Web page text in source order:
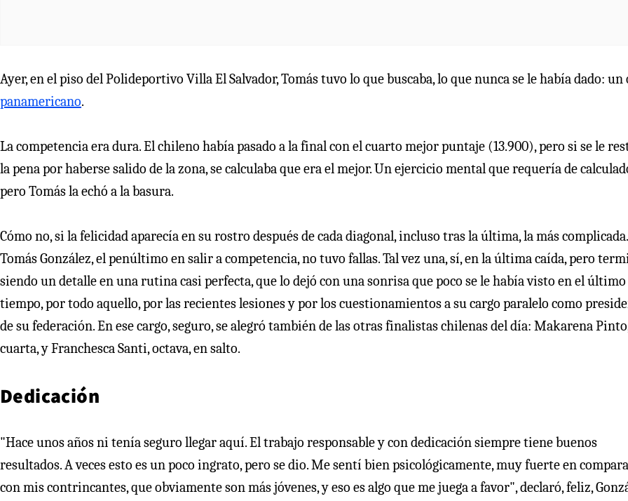
Ayer, en el piso del Polideportivo Villa El Salvador, Tomás tuvo lo que buscaba, lo que nunca se le había dado: un
panamericano.
La competencia era dura. El chileno había pasado a la final con el cuarto mejor puntaje (13.900), pero si se le
la pena por haberse salido de la zona, se calculaba que era el mejor. Un ejercicio mental que requería de
pero Tomás la echó a la basura.
Cómo no, si la felicidad aparecía en su rostro después de cada diagonal, incluso tras la última, la más complicada.
Tomás González, el penúltimo en salir a competencia, no tuvo fallas. Tal vez una, sí, en la última caída, pero
siendo un detalle en una rutina casi perfecta, que lo dejó con una sonrisa que poco se le había visto en el último
tiempo, por todo aquello, por las recientes lesiones y por los cuestionamientos a su cargo paralelo como
de su federación. En ese cargo, seguro, se alegró también de las otras finalistas chilenas del día: Makarena
cuarta, y Franchesca Santi, octava, en salto.
Dedicación
"Hace unos años ni tenía seguro llegar aquí. El trabajo responsable y con dedicación siempre tiene buenos
resultados. A veces esto es un poco ingrato, pero se dio. Me sentí bien psicológicamente, muy fuerte en
con mis contrincantes, que obviamente son más jóvenes, y eso es algo que me juega a favor", declaró, feliz,